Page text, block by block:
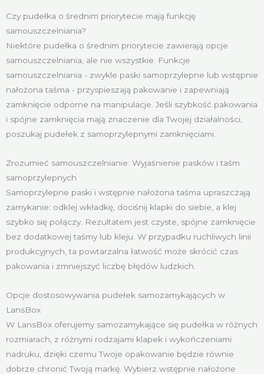
Czy pudełka o średnim priorytecie mają funkcję
samouszczelniania?
Niektóre pudełka o średnim priorytecie zawierają opcje
samouszczelniania, ale nie wszystkie. Funkcje
samouszczelniania - zwykle paski samoprzylepne lub wstępnie
nałożona taśma - przyspieszają pakowanie i zapewniają
zamknięcie odporne na manipulacje. Jeśli szybkość pakowania
i spójne zamknięcia mają znaczenie dla Twojej działalności,
poszukaj pudełek z samoprzylepnymi zamknięciami.
Zrozumieć samouszczelnianie: Wyjaśnienie pasków i taśm
samoprzylepnych
Samoprzylepne paski i wstępnie nałożona taśma upraszczają
zamykanie: odklej wkładkę, dociśnij klapki do siebie, a klej
szybko się połączy. Rezultatem jest czyste, spójne zamknięcie
bez dodatkowej taśmy lub kleju. W przypadku ruchliwych linii
produkcyjnych, ta powtarzalna łatwość może skrócić czas
pakowania i zmniejszyć liczbę błędów ludzkich.
Opcje dostosowywania pudełek samozamykających w
LansBox
W LansBox oferujemy samozamykające się pudełka w różnych
rozmiarach, z różnymi rodzajami klapek i wykończeniami
nadruku, dzięki czemu Twoje opakowanie będzie równie
dobrze chronić Twoją markę. Wybierz wstępnie nałożone